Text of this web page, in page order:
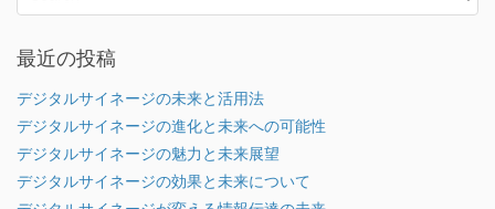
最近の投稿
デジタルサイネージの未来と活用法
デジタルサイネージの進化と未来への可能性
デジタルサイネージの魅力と未来展望
デジタルサイネージの効果と未来について